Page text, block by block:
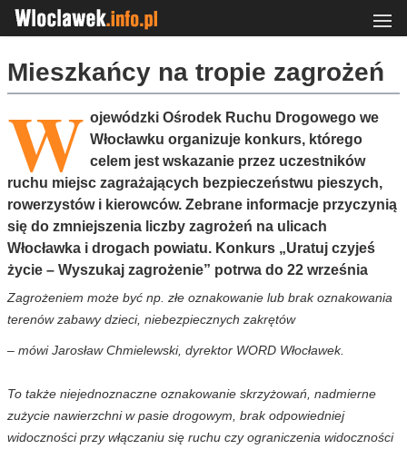
Mieszkańcy na tropie zagrożeń
W ojewódzki Ośrodek Ruchu Drogowego we
Włocławku organizuje konkurs, którego
celem jest wskazanie przez uczestników
ruchu miejsc zagrażających bezpieczeństwu pieszych,
rowerzystów i kierowców. Zebrane informacje przyczynią
się do zmniejszenia liczby zagrożeń na ulicach
Włocławka i drogach powiatu. Konkurs „Uratuj czyjeś
życie – Wyszukaj zagrożenie” potrwa do 22 września
Zagrożeniem może być np. złe oznakowanie lub brak oznakowania
terenów zabawy dzieci, niebezpiecznych zakrętów
– mówi Jarosław Chmielewski, dyrektor WORD Włocławek.
To także niejednoznaczne oznakowanie skrzyżowań, nadmierne
zużycie nawierzchni w pasie drogowym, brak odpowiedniej
widoczności przy włączaniu się ruchu czy ograniczenia widoczności